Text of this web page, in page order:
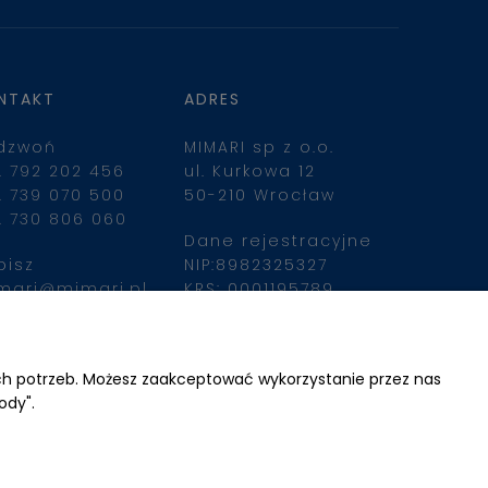
792 202 456
739 070 500
730 806 060
ADRES
MIMARI sp z o.o.
ul. Kurkowa 12
50-210 Wrocław
Dane rejestracyjne
NIP:8982325327
KRS: 0001195789
Możesz zaakceptować wykorzystanie przez nas